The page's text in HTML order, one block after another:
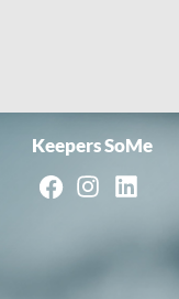
Keepers SoMe